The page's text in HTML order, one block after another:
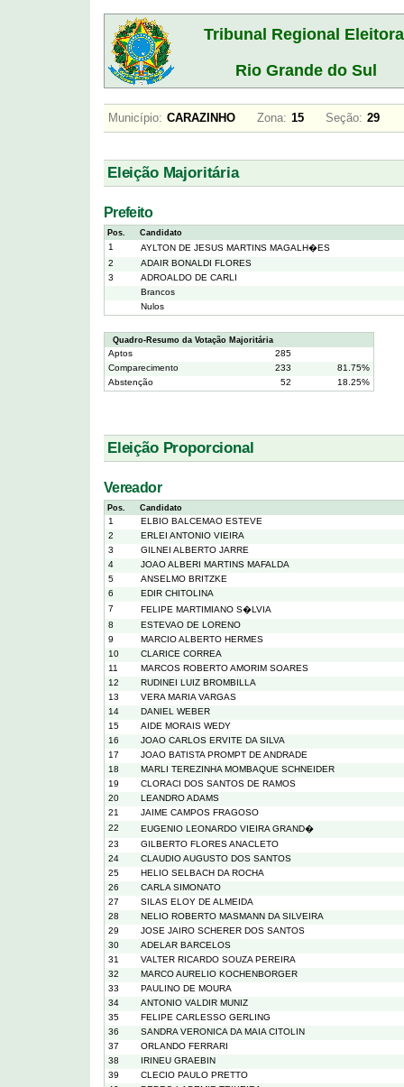
Tribunal Regional
Rio Grande do Sul
Município: CARAZINHO Zona: 15 Seção: 29
Eleição Majoritária
Prefeito
Pos. Candidato
1
AYLTON DE JESUS MARTINS MAGALH�ES
2
ADAIR BONALDI FLORES
3
ADROALDO DE CARLI
Brancos
Nulos
Quadro-Resumo da Votação Majoritária
Aptos
285
Comparecimento
233
81.75%
Abstenção
52 18.25%
Eleição Proporcional
Vereador
Pos. Candidato
1
ELBIO BALCEMAO ESTEVE
2
ERLEI ANTONIO VIEIRA
3
GILNEI ALBERTO JARRE
4
JOAO ALBERI MARTINS MAFALDA
5
ANSELMO BRITZKE
6
EDIR CHITOLINA
7
FELIPE MARTIMIANO S�LVIA
8
ESTEVAO DE LORENO
9
MARCIO ALBERTO HERMES
10
CLARICE CORREA
11
MARCOS ROBERTO AMORIM SOARES
12
RUDINEI LUIZ BROMBILLA
13
VERA MARIA VARGAS
14
DANIEL WEBER
15
AIDE MORAIS WEDY
16
JOAO CARLOS ERVITE DA SILVA
17
JOAO BATISTA PROMPT DE ANDRADE
18
MARLI TEREZINHA MOMBAQUE SCHNEIDER
19
CLORACI DOS SANTOS DE RAMOS
20
LEANDRO ADAMS
21
JAIME CAMPOS FRAGOSO
22
EUGENIO LEONARDO VIEIRA GRAND�
23
GILBERTO FLORES ANACLETO
24
CLAUDIO AUGUSTO DOS SANTOS
25
HELIO SELBACH DA ROCHA
26
CARLA SIMONATO
27
SILAS ELOY DE ALMEIDA
28
NELIO ROBERTO MASMANN DA SILVEIRA
29
JOSE JAIRO SCHERER DOS SANTOS
30
ADELAR BARCELOS
31
VALTER RICARDO SOUZA PEREIRA
32
MARCO AURELIO KOCHENBORGER
33
PAULINO DE MOURA
34
ANTONIO VALDIR MUNIZ
35
FELIPE CARLESSO GERLING
36
SANDRA VERONICA DA MAIA CITOLIN
37
ORLANDO FERRARI
38
IRINEU GRAEBIN
39
CLECIO PAULO PRETTO